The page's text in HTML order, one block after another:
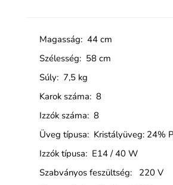
Magasság: 44 cm
Szélesség: 58 cm
Súly: 7,5 kg
Karok száma: 8
Izzók száma: 8
Üveg típusa: Kristályüveg: 24%
Izzók típusa: E14 / 40 W
Szabványos feszültség: 220 V